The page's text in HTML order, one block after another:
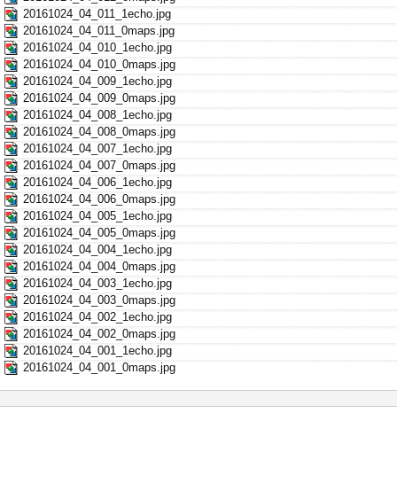
20161024_04_011_1echo.jpg
20161024_04_011_0maps.jpg
20161024_04_010_1echo.jpg
20161024_04_010_0maps.jpg
20161024_04_009_1echo.jpg
20161024_04_009_0maps.jpg
20161024_04_008_1echo.jpg
20161024_04_008_0maps.jpg
20161024_04_007_1echo.jpg
20161024_04_007_0maps.jpg
20161024_04_006_1echo.jpg
20161024_04_006_0maps.jpg
20161024_04_005_1echo.jpg
20161024_04_005_0maps.jpg
20161024_04_004_1echo.jpg
20161024_04_004_0maps.jpg
20161024_04_003_1echo.jpg
20161024_04_003_0maps.jpg
20161024_04_002_1echo.jpg
20161024_04_002_0maps.jpg
20161024_04_001_1echo.jpg
20161024_04_001_0maps.jpg